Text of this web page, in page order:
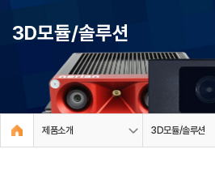
3D모듈/솔루션
제품소개 3D모듈/솔루션